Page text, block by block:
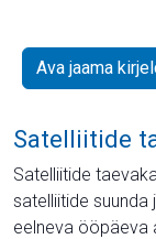
Ava jaama
Satelliitide
Satelliitide
satelliitide suunda
eelneva ööpäeva